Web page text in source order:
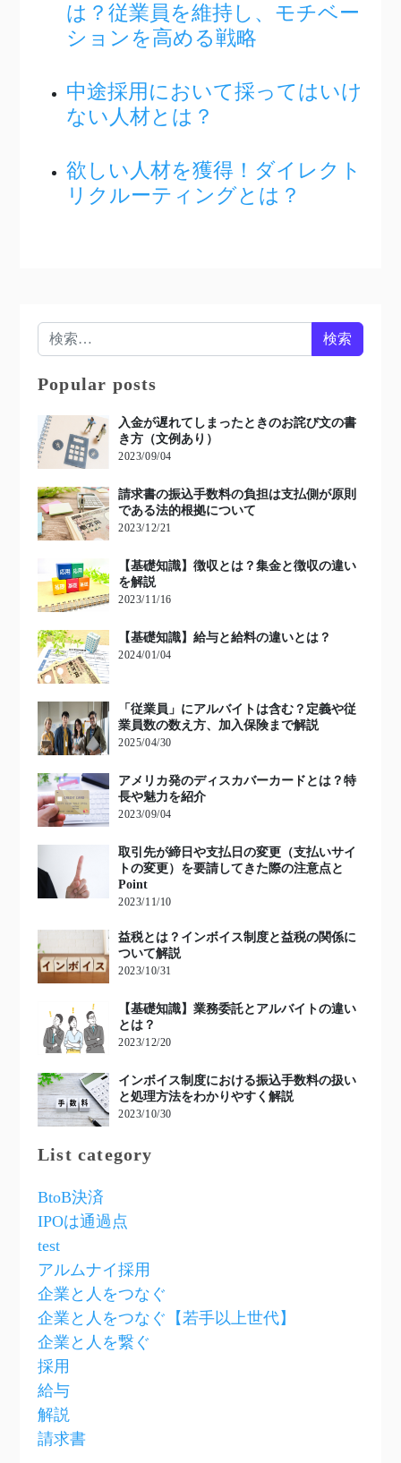
は？従業員を維持し、モチベー
ションを高める戦略
中途採用において採ってはいけ
ない人材とは？
欲しい人材を獲得！ダイレクト
リクルーティングとは？
検索:
Popular posts
入金が遅れてしまったときのお詫び文の書
き方（文例あり）
2023/09/04
請求書の振込手数料の負担は支払側が原則
である法的根拠について
2023/12/21
【基礎知識】徴収とは？集金と徴収の違い
を解説
2023/11/16
【基礎知識】給与と給料の違いとは？
2024/01/04
「従業員」にアルバイトは含む？定義や従
業員数の数え方、加入保険まで解説
2025/04/30
アメリカ発のディスカバーカードとは？特
長や魅力を紹介
2023/09/04
取引先が締日や支払日の変更（支払いサイ
トの変更）を要請してきた際の注意点と
Point
2023/11/10
益税とは？インボイス制度と益税の関係に
ついて解説
2023/10/31
【基礎知識】業務委託とアルバイトの違い
とは？
2023/12/20
インボイス制度における振込手数料の扱い
と処理方法をわかりやすく解説
2023/10/30
List category
BtoB決済
IPOは通過点
test
アルムナイ採用
企業と人をつなぐ
企業と人をつなぐ【若手以上世代】
企業と人を繋ぐ
採用
給与
解説
請求書